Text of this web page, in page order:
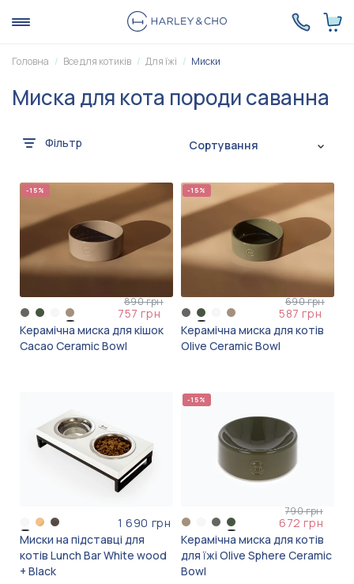
Головна Все для котиків Для їжі Миски
Миска для кота породи саванна
Фільтр Сортування
-15%
890 грн
757 грн
Керамічна миска для кішок
Cacao Ceramic Bowl
-15%
690 грн
587 грн
Керамічна миска для котів
Olive Ceramic Bowl
1 690 грн
Миски на підставці для
котів Lunch Bar White wood
+ Black
-15%
790 грн
672 грн
Керамічна миска для котів
для їжі Olive Sphere Ceramic
Bowl